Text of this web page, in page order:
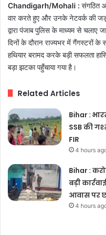
Chandigarh/Mohali :संगठित
वार करते हुए और उनके नेटवर्क की
द्वारा पंजाब पुलिस के माध्यम से चलाए
दिनों के दौरान राज्यभर में गैंगस्टरों
हथियार बरामद करके बड़ी सफलता
बड़ा झटका पहुँचाया गया है।
Related Articles
Bihar :
SSB की
FIR
4 hours
Bihar :
बड़ी
आवास पर
4 hours